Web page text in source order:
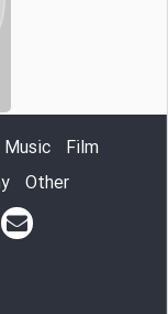
Music
Film
Other